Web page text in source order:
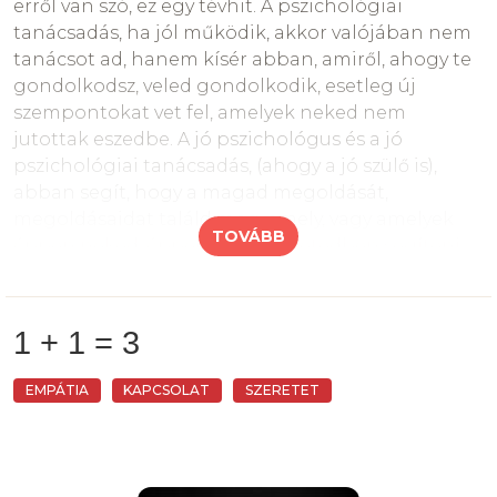
elképzelhetjük együtt, amit szeretne a gyerek. A
gyerek a szülő mellett érzi biztonságban magát
fizikailag. Ha a vágyaiban a szülő osztozni képes,
akkor lelkileg is nagy biztonságban, otthon lesz
veled, bárhol vagytok.
erről van szó, ez egy tévhit. A pszichológiai
tanácsadás, ha jól működik, akkor valójában nem
tanácsot ad, hanem kísér abban, amiről, ahogy te
gondolkodsz, veled gondolkodik, esetleg új
szempontokat vet fel, amelyek neked nem
jutottak eszedbe. A jó pszichológus és a jó
pszichológiai tanácsadás, (ahogy a jó szülő is),
megoldásaidat találd meg, amely, vagy amelyek
éppen neked, éppen a te helyzetedben segíteni
A konzultáció arra is jó hely és lehetőség, hogy
pszichológust, vagy segítőt az különbözteti meg a
barátaidtól, hogy ez nem egy kölcsönösségen
alapuló helyzet, a segítő nem fogja a saját
pszichológusokat arra képzik – arra képezzük
TOVÁBB
1 + 1 = 3
EMPÁTIA KAPCSOLAT SZERETET